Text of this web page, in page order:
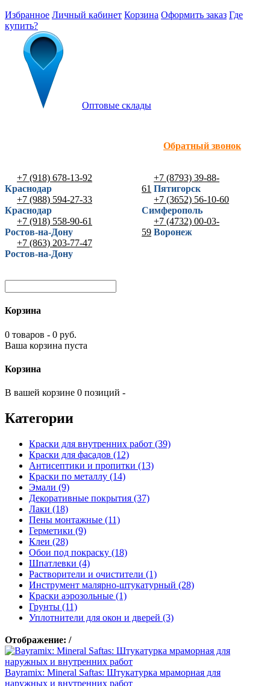
Избранное Личный кабинет Корзина Оформить заказ Где
купить?
Оптовые склады
Обратный звонок
+7 (918) 678-13-92
Краснодар
+7 (988) 594-27-33
Краснодар
+7 (918) 558-90-61
Ростов-на-Дону
+7 (863) 203-77-47
Ростов-на-Дону
+7 (8793) 39-88-
61 Пятигорск
+7 (3652) 56-10-60
Симферополь
+7 (4732) 00-03-
59 Воронеж
Корзина
0 товаров - 0 руб.
Ваша корзина пуста
Корзина
В вашей корзине 0 позиций -
Категории
Краски для внутренних работ (39)
Краски для фасадов (12)
Антисептики и пропитки (13)
Краски по металлу (14)
Эмали (9)
Декоративные покрытия (37)
Лаки (18)
Пены монтажные (11)
Герметики (9)
Клеи (28)
Обои под покраску (18)
Шпатлевки (4)
Растворители и очистители (1)
Инструмент малярно-штукатурный (28)
Краски аэрозольные (1)
Грунты (11)
Уплотнители для окон и дверей (3)
Отображение: /
Bayramix: Mineral Saftas: Штукатурка мраморная для
наружных и внутренних работ